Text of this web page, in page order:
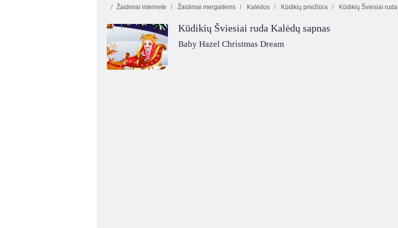
Mielos Kalėdos
Kalėdinis
nuotykis
Žaidimai internete Žaidimai mergaitėms Kalėdos Kūdikių priežiūra Kūdikių Šviesiai ruda
Kūdikių Šviesiai ruda Kalėdų sapnas
Baby Hazel Christmas Dream